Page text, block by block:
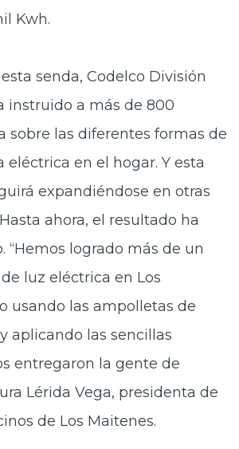
Kwh.
senda, Codelco División
instruido a más de 800
sobre las diferentes formas de
eléctrica en el hogar. Y esta
expandiéndose en otras
ahora, el resultado ha
“Hemos logrado más de un
luz eléctrica en Los
usando las ampolletas de
aplicando las sencillas
entregaron la gente de
Lérida Vega, presidenta de
de Los Maitenes.